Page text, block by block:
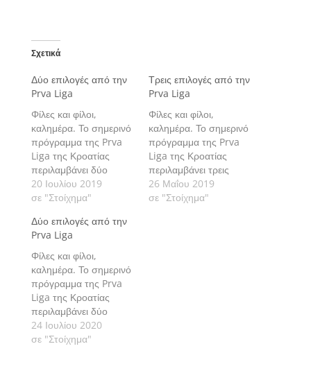
Σχετικά
Δύο επιλογές από την
Prva Liga
Φίλες και φίλοι,
καλημέρα. Το σημερινό
πρόγραμμα της Prva
Liga της Κροατίας
περιλαμβάνει δύο
αγώνες για την 1η
αγωνιστική. Πάμε να
μας αναλυτικά.
20 Ιουλίου 2019
σε "Στοίχημα"
Τρεις επιλογές από την
Prva Liga
Φίλες και φίλοι,
καλημέρα. Το σημερινό
πρόγραμμα της Prva
Liga της Κροατίας
περιλαμβάνει τρεις
αγώνες με τους
οποίους
26 Μαΐου 2019
σε "Στοίχημα"
Δύο επιλογές από την
Prva Liga
Φίλες και φίλοι,
καλημέρα. Το σημερινό
πρόγραμμα της Prva
Liga της Κροατίας
περιλαμβάνει δύο
αγώνες με τους
οποίους ανοίγει η 36η
24 Ιουλίου 2020
σε "Στοίχημα"